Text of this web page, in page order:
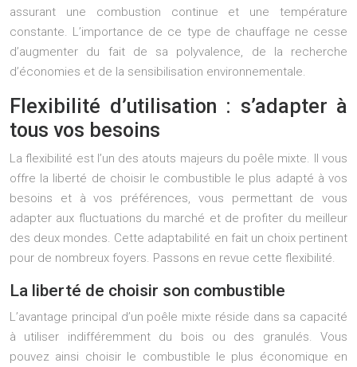
assurant une combustion continue et une température
constante. L’importance de ce type de chauffage ne cesse
d’augmenter du fait de sa polyvalence, de la recherche
d’économies et de la sensibilisation environnementale.
Flexibilité d’utilisation : s’adapter à
tous vos besoins
La flexibilité est l’un des atouts majeurs du poêle mixte. Il vous
offre la liberté de choisir le combustible le plus adapté à vos
besoins et à vos préférences, vous permettant de vous
adapter aux fluctuations du marché et de profiter du meilleur
des deux mondes. Cette adaptabilité en fait un choix pertinent
pour de nombreux foyers. Passons en revue cette flexibilité.
La liberté de choisir son combustible
L’avantage principal d’un poêle mixte réside dans sa capacité
à utiliser indifféremment du bois ou des granulés. Vous
pouvez ainsi choisir le combustible le plus économique en